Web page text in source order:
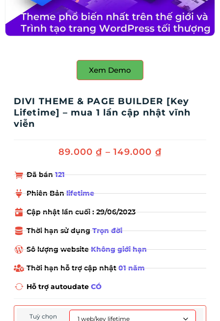
Xem Demo
DIVI THEME & PAGE BUILDER [Key
Lifetime] – mua 1 lần cập nhật vĩnh
viễn
89.000₫ – 149.000 ₫
Đã bán121
Phiên Bảnlifetime
Cập nhật lần cuối : 29/06/2023
Thời hạn sử dụngTrọn đời
Sô lượng websiteKhông giới hạn
Thời hạn hỗ trợ cập nhật01 năm
Hỗ trợ autoudateCÓ
Tuỳ chọn